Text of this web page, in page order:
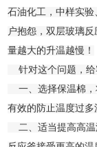
石油化工，中样实
户抱怨，双层玻璃
量越大的升温越慢！
针对这个问题，给
一、选择保温棉，
有效的防止温度过多
二、适当提高高温